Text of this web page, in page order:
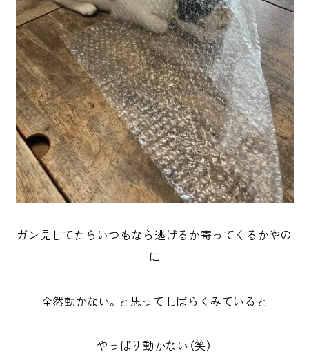
ガン見してたらいつもなら逃げるか寄ってくるかやの
に
全然動かない。と思ってしばらくみていると
やっぱり動かない（笑）